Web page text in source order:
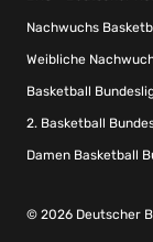
Nachwuchs
Weibliche
Basketball
2. Basketball
Damen Basketball
© 2026 Deutscher